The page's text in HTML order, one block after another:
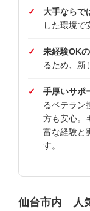
大手ならで
した環境で
未経験OK
るため、新
手厚いサポ
るベテラン
方も安心。
富な経験と
す。
仙台市内 人